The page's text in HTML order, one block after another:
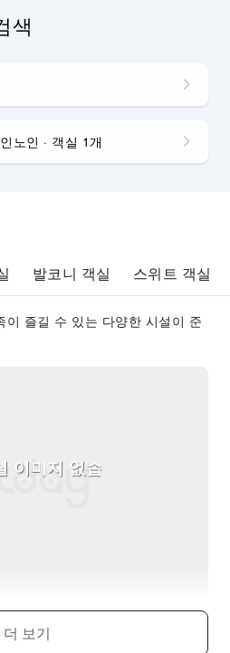
색
노인 · 객실 1개
발코니 객실 스위트 객실
이 즐길 수 있는 다양한 시설이 준
이미지 없습
더 보기